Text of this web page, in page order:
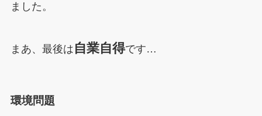
ました。
まあ、最後は 自業自得です…
環境問題